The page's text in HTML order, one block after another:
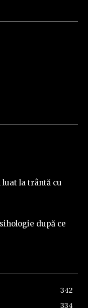
la trântă cu
după ce
342
334